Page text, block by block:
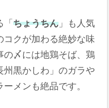
「ちょうちん 」も人気
コクが加わる絶妙な味
の〆には地鶏そば、鶏
州黒かしわ」のガラや
メンも絶品です。